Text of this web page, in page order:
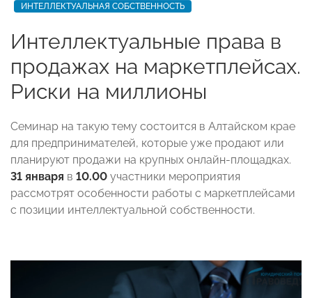
ИНТЕЛЛЕКТУАЛЬНАЯ СОБСТВЕННОСТЬ
Интеллектуальные права в
продажах на маркетплейсах.
Риски на миллионы
Семинар на такую тему состоится в Алтайском крае
для предпринимателей, которые уже продают или
планируют продажи на крупных онлайн-площадках.
31 января в 10.00 участники мероприятия
рассмотрят особенности работы с маркетплейсами
с позиции интеллектуальной собственности.